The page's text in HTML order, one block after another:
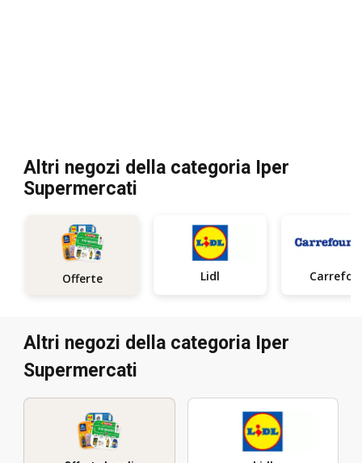
Altri negozi della categoria Iper
Supermercati
Offerte Lidl
Altri negozi della categoria Iper
Supermercati